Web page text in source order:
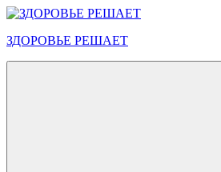
Перейти
содержимому
ЗДОРОВЬЕ РЕШАЕТ